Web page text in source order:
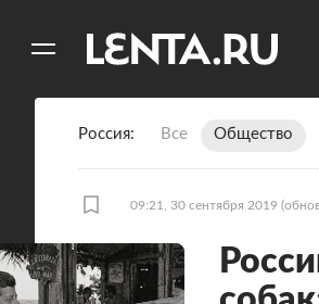
Россия Все Общество
09:21, 30 сентября 2019